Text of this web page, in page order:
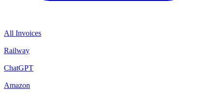
All Invoices
Railway
ChatGPT
Amazon